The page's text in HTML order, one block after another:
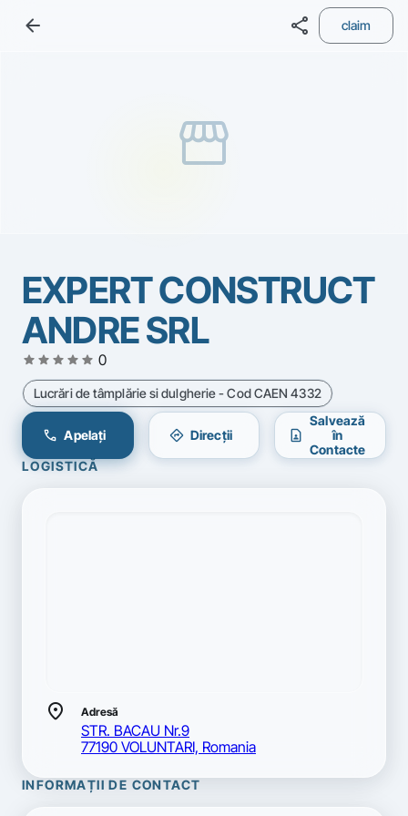
arrow_back share claim
storefront
EXPERT CONSTRUCT
ANDRE SRL
star star star star star 0
Lucrări de tâmplărie si dulgherie - Cod CAEN 4332
call Apelați directions Direcții contact_page
Salvează
în
Contacte
LOGISTICĂ
location_on Adresă
STR. BACAU Nr.9
77190 VOLUNTARI, Romania
INFORMAȚII DE CONTACT